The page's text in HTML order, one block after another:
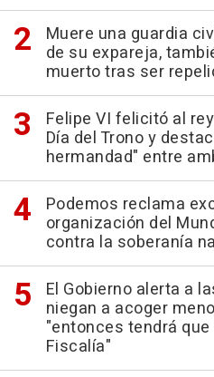
Muere una guardia
de su expareja,
muerto tras ser
Felipe VI felicitó al
Día del Trono y
hermandad" entre
Podemos reclama
organización del
contra la soberanía
El Gobierno alerta a
niegan a acoger
"entonces tendrá
Fiscalía"